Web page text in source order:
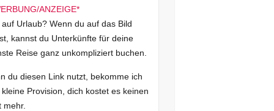
auf Urlaub? Wenn du auf das Bild
kannst du Unterkünfte für deine
Reise ganz unkompliziert buchen.
du diesen Link nutzt, bekomme ich
Provision, dich kostet es keinen
mehr.